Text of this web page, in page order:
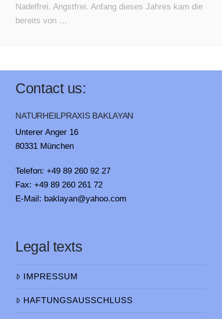
Nadelfrei. Angstfrei. Anfang dieses Jahres kam die
bereits von …
Contact us:
NATURHEILPRAXIS BAKLAYAN
Unterer Anger 16
80331 München
Telefon: +49 89 260 92 27
Fax: +49 89 260 261 72
E-Mail: baklayan@yahoo.com
Legal texts
IMPRESSUM
HAFTUNGSAUSSCHLUSS